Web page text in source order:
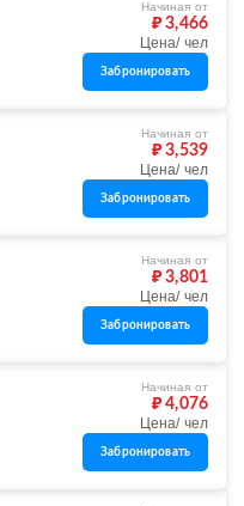
Начиная от
₽ 3,466
Цена/ чел
Забронировать
Начиная от
₽ 3,539
Цена/ чел
Забронировать
Начиная от
₽ 3,801
Цена/ чел
Забронировать
Начиная от
₽ 4,076
Цена/ чел
Забронировать